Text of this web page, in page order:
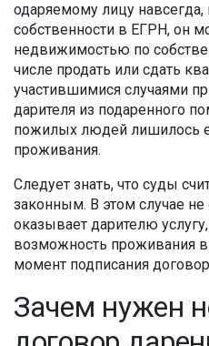
одаряемому лицу навсегда,
собственности в ЕГРН, он
недвижимостью по
числе продать или сдать
участившимися случаями
дарителя из подаренного
пожилых людей лишилось
проживания.
Следует знать, что суды
законным. В этом случае не
оказывает дарителю
возможность проживания
момент подписания
Зачем нужен